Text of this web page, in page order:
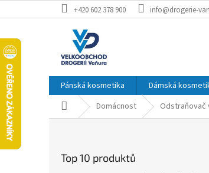
na
+420 602 378 900 info@drogerie-
Pánská kosmetika Dámská
Domů Domácnost Odstraňovač
Top 10 produktů